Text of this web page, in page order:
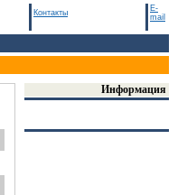
Контакты
E-
mail
Информация